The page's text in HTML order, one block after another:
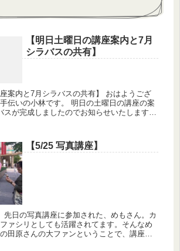
【明日土曜日の講座案内と7月
シラバスの共有】
座案内と7月シラバスの共有】 おはようござ
伝いの小林です。 明日の土曜日の講座の案
スが完成しましたのでお知らせいたします！
【5/25 写真講座】
先日の写真講座に参加された、めもさん。カ
ァシリとしても活躍されてます。そんなめ
田原さんの大ファンということで、講座レ